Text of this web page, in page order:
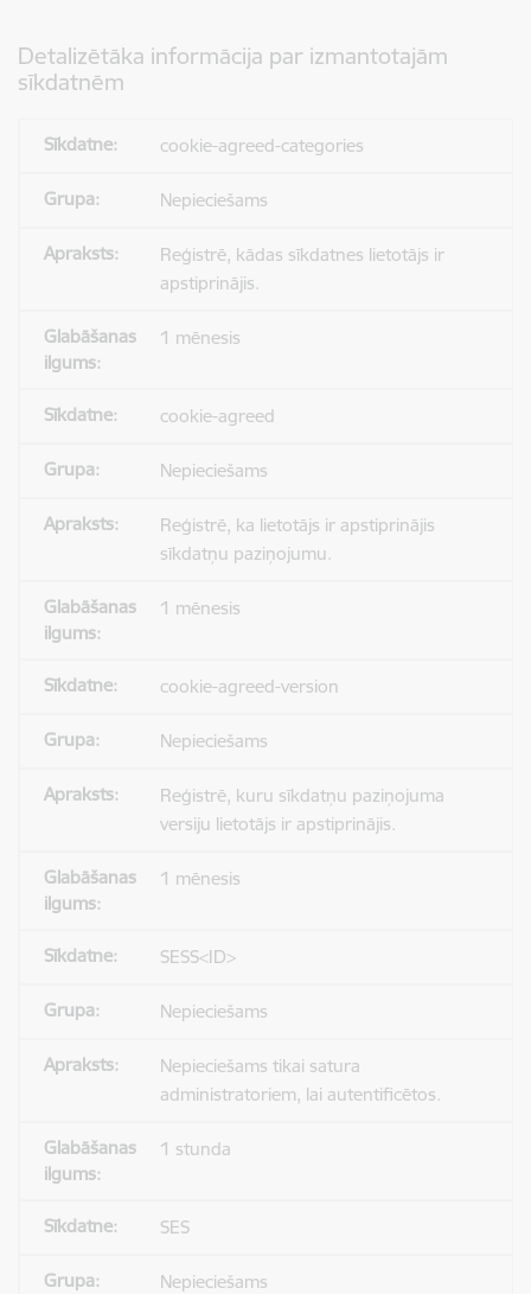
Detalizētāka informācija par izmantotajām
sīkdatnēm
cookie-agreed-categories
Nepieciešams
Reģistrē, kādas sīkdatnes lietotājs ir
apstiprinājis.
1 mēnesis
cookie-agreed
Nepieciešams
Reģistrē, ka lietotājs ir apstiprinājis
sīkdatņu paziņojumu.
1 mēnesis
cookie-agreed-version
Nepieciešams
Reģistrē, kuru sīkdatņu paziņojuma
versiju lietotājs ir apstiprinājis.
1 mēnesis
SESS<ID>
Nepieciešams
Nepieciešams tikai satura
administratoriem, lai autentificētos.
1 stunda
SES
Nepieciešams